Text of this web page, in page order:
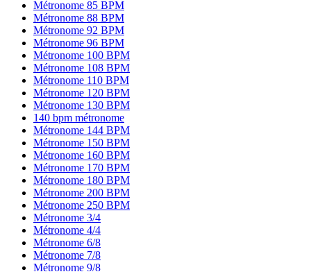
Métronome 85 BPM
Métronome 88 BPM
Métronome 92 BPM
Métronome 96 BPM
Métronome 100 BPM
Métronome 108 BPM
Métronome 110 BPM
Métronome 120 BPM
Métronome 130 BPM
140 bpm métronome
Métronome 144 BPM
Métronome 150 BPM
Métronome 160 BPM
Métronome 170 BPM
Métronome 180 BPM
Métronome 200 BPM
Métronome 250 BPM
Métronome 3/4
Métronome 4/4
Métronome 6/8
Métronome 7/8
Métronome 9/8